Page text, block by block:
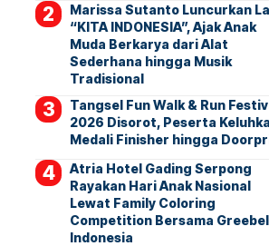
Marissa Sutanto Luncurkan
“KITA INDONESIA”, Ajak Anak
Muda Berkarya dari Alat
Sederhana hingga Musik
Tradisional
Tangsel Fun Walk & Run
2026 Disorot, Peserta
Medali Finisher hingga
Atria Hotel Gading Serpong
Rayakan Hari Anak Nasional
Lewat Family Coloring
Competition Bersama Greebel
Indonesia